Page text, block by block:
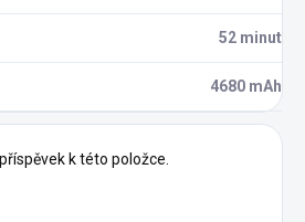
52 minut
4680 mAh
k této položce.